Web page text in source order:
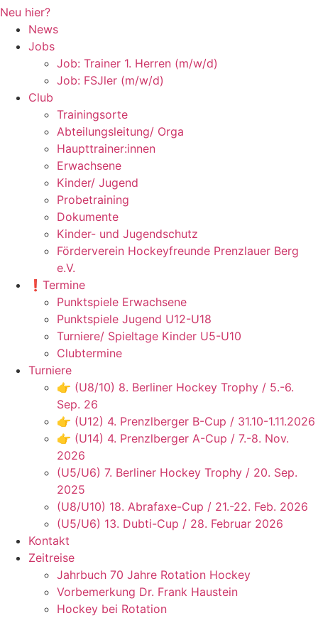
Neu hier?
News
Jobs
Job: Trainer 1. Herren (m/w/d)
Job: FSJler (m/w/d)
Club
Trainingsorte
Abteilungsleitung/ Orga
Haupttrainer:innen
Erwachsene
Kinder/ Jugend
Probetraining
Dokumente
Kinder- und Jugendschutz
Förderverein Hockeyfreunde Prenzlauer Berg
e.V.
❗️Termine
Punktspiele Erwachsene
Punktspiele Jugend U12-U18
Turniere/ Spieltage Kinder U5-U10
Clubtermine
Turniere
👉 (U8/10) 8. Berliner Hockey Trophy / 5.-6.
Sep. 26
👉 (U12) 4. Prenzlberger B-Cup / 31.10-1.11.2026
👉 (U14) 4. Prenzlberger A-Cup / 7.-8. Nov.
2026
(U5/U6) 7. Berliner Hockey Trophy / 20. Sep.
2025
(U8/U10) 18. Abrafaxe-Cup / 21.-22. Feb. 2026
(U5/U6) 13. Dubti-Cup / 28. Februar 2026
Kontakt
Zeitreise
Jahrbuch 70 Jahre Rotation Hockey
Vorbemerkung Dr. Frank Haustein
Hockey bei Rotation